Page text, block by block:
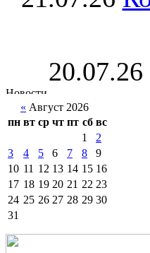
20.07.26
« Август 2026
пн вт ср чт пт сб вс
1
2
3
4 5 6 7 8
9
10 11 12 13 14 15 16
17 18 19 20 21 22 23
24 25 26 27 28 29 30
31